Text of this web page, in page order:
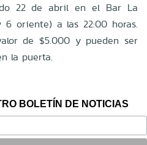
22 de abril en el Bar La
oriente) a las 22:00 horas.
de $5.000 y pueden ser
la puerta.
BOLETÍN DE NOTICIAS